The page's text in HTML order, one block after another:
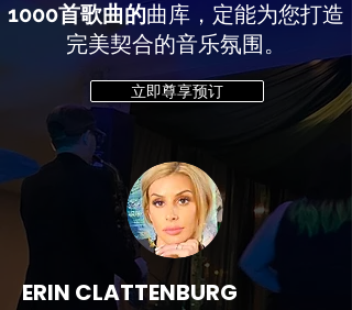
1000首歌曲的曲库，定能为您打造
完美契合的音乐氛围。
立即尊享预订
ERIN CLATTENBURG